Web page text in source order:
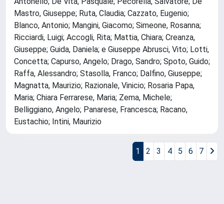
Mastro, Giuseppe; Ruta, Claudia; Cazzato, Eugenio;
Blanco, Antonio; Mangini, Giacomo; Simeone, Rosanna;
Ricciardi, Luigi; Accogli, Rita; Mattia, Chiara; Creanza,
Giuseppe; Guida, Daniela; e Giuseppe Abrusci, Vito; Lotti,
Concetta; Capurso, Angelo; Drago, Sandro; Spoto, Guido;
Raffa, Alessandro; Stasolla, Franco; Dalfino, Giuseppe;
Magnatta, Maurizio; Razionale, Vinicio; Rosaria Papa,
Maria; Chiara Ferrarese, Maria; Zema, Michele;
Belliggiano, Angelo; Panarese, Francesca; Racano,
Eustachio; Intini, Maurizio
1 2 3 4 5 6 7